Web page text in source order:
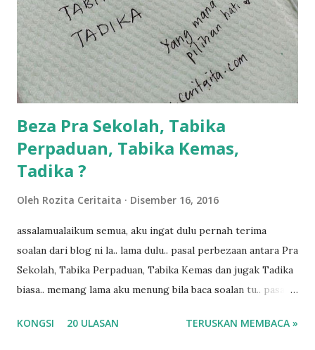
bahagi lah siapa nak pimpin siapa... dan biasanya aku akan
dukung adik hadi sambil pimpin kakak husna... yang abg
ngah dengan abg long terserah pada shah la pulak.. tapi
kalau ikut anak-anak semua nak ummi pimpin... ajer rebeh
ba...
Beza Pra Sekolah, Tabika
Perpaduan, Tabika Kemas,
Tadika ?
Oleh Rozita Ceritaita Disember 16, 2016
assalamualaikum semua, aku ingat dulu pernah terima
soalan dari blog ni la.. lama dulu.. pasal perbezaan antara Pra
Sekolah, Tabika Perpaduan, Tabika Kemas dan jugak Tadika
biasa.. memang lama aku menung bila baca soalan tu.. pasal
ko.. masa tu aku baru je ada anak sorang dan aku hentam je
KONGSI 20 ULASAN TERUSKAN MEMBACA »